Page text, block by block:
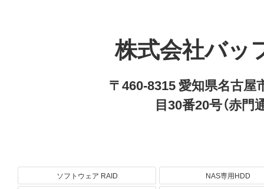
株式会社バッ
〒460-8315 愛知県名古屋
目30番20号（赤門
ソフトウェア RAID
NAS専用HDD